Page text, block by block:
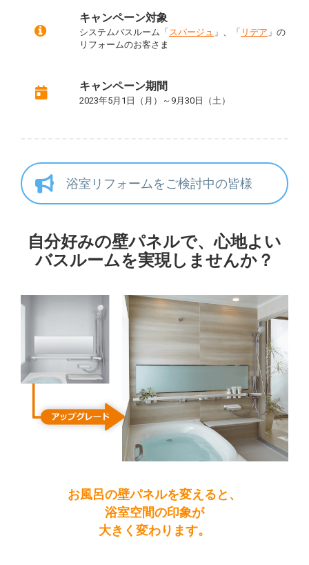
キャンペーン対象
システムバスルーム「 スパージュ 」、「 リデア 」の
リフォームのお客さま
キャンペーン期間
2023年5月1日（月）～9月30日（土）
浴室リフォームをご検討中の皆様
自分好みの壁パネルで、心地よい
バスルームを実現しませんか？
お風呂の壁パネルを変えると、
浴室空間の印象が
大きく変わります。